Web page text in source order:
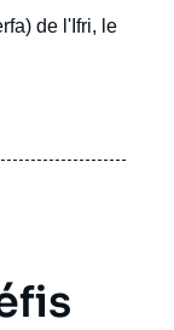
de l'Ifri, le